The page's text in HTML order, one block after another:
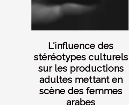
L'influence des
stéréotypes culturels
sur les productions
adultes mettant en
scène des femmes
arabes